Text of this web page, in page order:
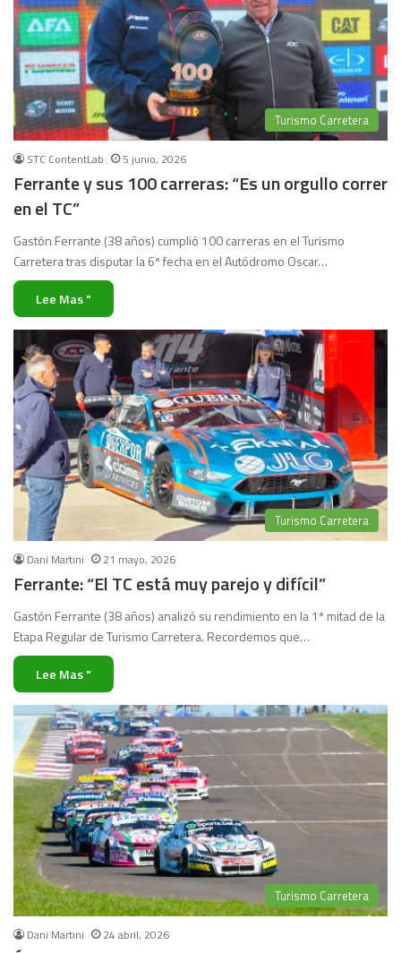
Turismo Carretera
STC ContentLab 5 junio, 2026
Ferrante y sus 100 carreras: “Es un orgullo correr
en el TC”
Gastón Ferrante (38 años) cumplió 100 carreras en el Turismo
Carretera tras disputar la 6ª fecha en el Autódromo Oscar…
Lee Mas "
Turismo Carretera
Dani Martini 21 mayo, 2026
Ferrante: “El TC está muy parejo y difícil”
Gastón Ferrante (38 años) analizó su rendimiento en la 1ª mitad de la
Etapa Regular de Turismo Carretera. Recordemos que…
Lee Mas "
Turismo Carretera
Dani Martini 24 abril, 2026